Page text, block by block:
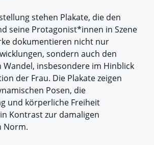
stehen Plakate, die den
seine Protagonist*innen in Szene
dokumentieren nicht nur
sondern auch den
Wandel, insbesondere im Hinblick
der Frau. Die Plakate zeigen
Posen, die
und körperliche Freiheit
Kontrast zur damaligen
Norm.